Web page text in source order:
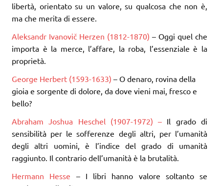
libertà, orientato su un valore, su qualcosa che non è,
ma che merita di essere.
Aleksandr Ivanovič Herzen (1812-1870) – Oggi quel che
importa è la merce, l’affare, la roba, l’essenziale è la
proprietà.
George Herbert (1593-1633) – O denaro, rovina della
gioia e sorgente di dolore, da dove vieni mai, fresco e
bello?
Abraham Joshua Heschel (1907-1972) – Il grado di
sensibilità per le sofferenze degli altri, per l’umanità
degli altri uomini, è l’indice del grado di umanità
raggiunto. Il contrario dell’umanità è la brutalità.
Hermann Hesse – I libri hanno valore soltanto se